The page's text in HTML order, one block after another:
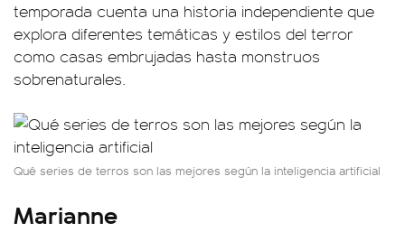
temporada cuenta una historia independiente que
explora diferentes temáticas y estilos del terror
como casas embrujadas hasta monstruos
sobrenaturales.
Qué series de terros son las mejores según la inteligencia artificial
Marianne